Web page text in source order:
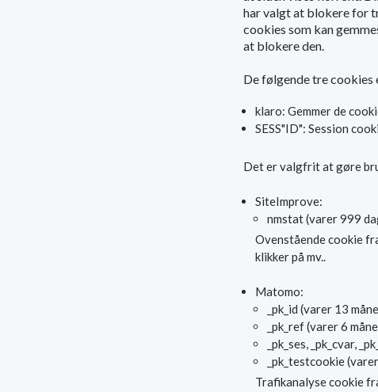
har valgt at blokere for
cookies som kan
at blokere den.
De følgende tre cookies
klaro: Gemmer de
SESS"ID": Session
Det er valgfrit at gøre
SiteImprove:
nmstat (varer 999
Ovenstående cookie
klikker på mv..
Matomo:
_pk_id (varer 13
_pk_ref (varer 6
_pk_ses, _pk_cvar,
_pk_testcookie
Trafikanalyse cookie